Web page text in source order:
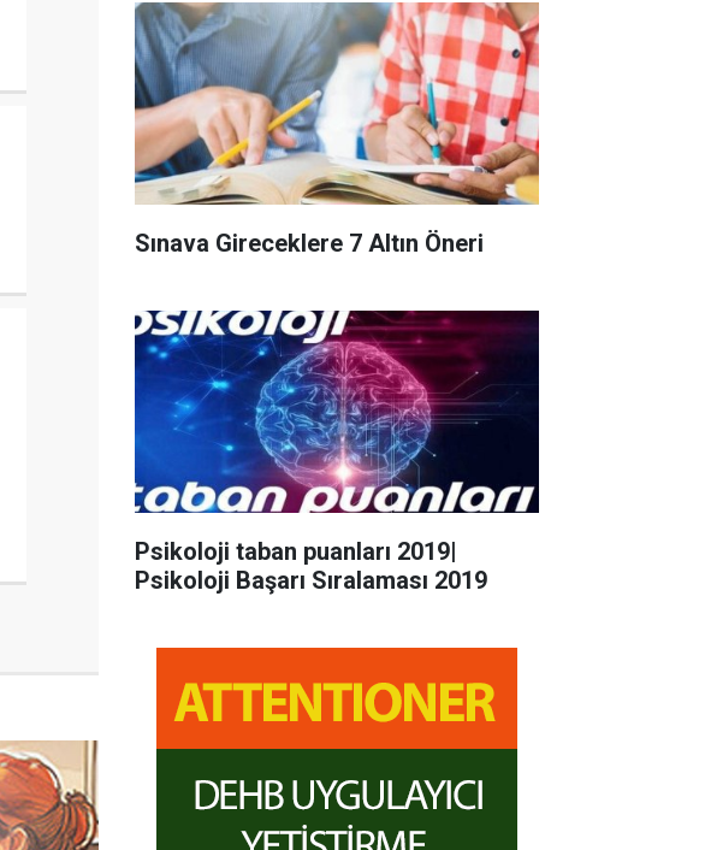
Sınava Gireceklere 7 Altın Öneri
Psikoloji taban puanları 2019|
Psikoloji Başarı Sıralaması 2019